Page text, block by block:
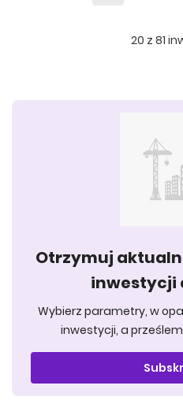
20 z 81
Otrzymuj
inwestycji
Wybierz parametry, w
inwestycji, a